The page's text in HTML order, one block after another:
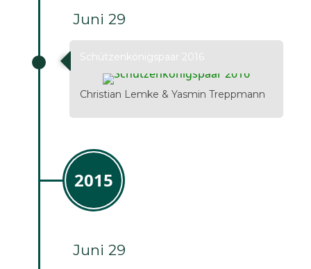
Juni 29
Schützenkönigspaar 2016
Christian Lemke & Yasmin Treppmann
2015
Juni 29